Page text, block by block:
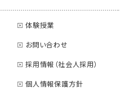
体験授業
お問い合わせ
採用情報（社会人採用）
個人情報保護方針